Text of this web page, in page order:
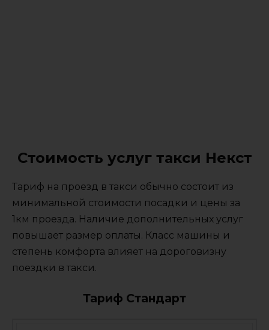
Стоимость услуг такси Некст
Тариф на проезд в такси обычно состоит из
минимальной стоимости посадки и цены за
1км проезда. Наличие дополнительных услуг
повышает размер оплаты. Класс машины и
степень комфорта влияет на дороговизну
поездки в такси.
Тариф Стандарт